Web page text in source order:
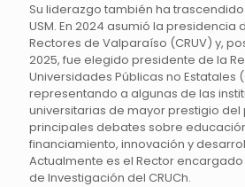
Su liderazgo también ha
USM. En 2024 asumió la presidencia
Rectores de Valparaíso (CRUV) y,
2025, fue elegido presidente de la
Universidades Públicas no Estatales
representando a algunas de las
universitarias de mayor prestigio del
principales debates sobre
financiamiento, innovación y
Actualmente es el Rector
de Investigación del CRUCh.